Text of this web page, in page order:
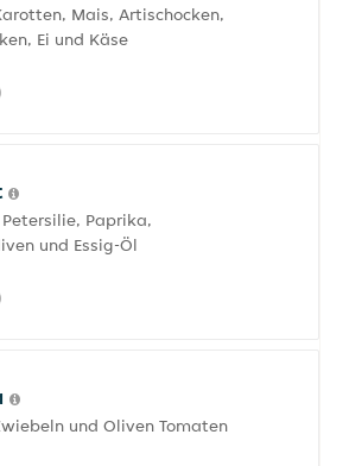
Mais, Artischocken,
Ei und Käse
Paprika,
und Essig-Öl
und Oliven Tomaten